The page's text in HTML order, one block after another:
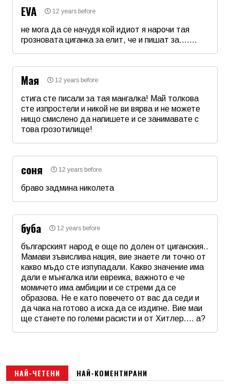
EVA
12 years before
не мога да се начудя кой идиот я нарочи тая
грозновата циганка за елит, че и пишат за.......
Коментар*
Мая 12 years before
стига сте писали за тая мангалка! Май толкова
сте изпростели и никой не ви вярва и не можете
нищо смислено да напишете и се занимавате с
това грозотилище!
Коментар*
соня 12 years before
браво задмина николета
Email
Коментар*
буба 12 years before
българският народ е още по долен от циганския..
Мамави зъвислива нация, вие знаете ли точно от
какво мъдо сте изпупадали. Какво значение има
дали е мънгалка или евреика, важното е че
момичето има амбиции и се стреми да се
образова. Не е като повечето от вас да седи и
да чака на готово а иска да се издигне. Вие маи
ще станете по големи расисти и от Хитлер.... а?
Email
НАЙ-ЧЕТЕНИ НАЙ-КОМЕНТИРАНИ